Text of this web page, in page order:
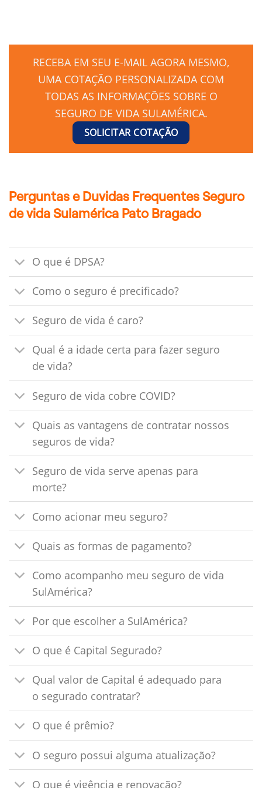
RECEBA EM SEU E-MAIL AGORA MESMO,
UMA COTAÇÃO PERSONALIZADA COM
TODAS AS INFORMAÇÕES SOBRE O
SEGURO DE VIDA SULAMÉRICA.
SOLICITAR COTAÇÃO
Perguntas e Duvidas Frequentes Seguro
de vida Sulamérica Pato Bragado
O que é DPSA?
Como o seguro é precificado?
Seguro de vida é caro?
Qual é a idade certa para fazer seguro
de vida?
Seguro de vida cobre COVID?
Quais as vantagens de contratar nossos
seguros de vida?
Seguro de vida serve apenas para
morte?
Como acionar meu seguro?
Quais as formas de pagamento?
Como acompanho meu seguro de vida
SulAmérica?
Por que escolher a SulAmérica?
O que é Capital Segurado?
Qual valor de Capital é adequado para
o segurado contratar?
O que é prêmio?
O seguro possui alguma atualização?
O que é vigência e renovação?